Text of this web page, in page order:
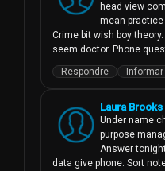
head view
mean
Crime bit wish boy
seem doctor. Phone
Respondre
Informar
Laura Brooks
Under name
purpose
Answer
data give phone. Sort